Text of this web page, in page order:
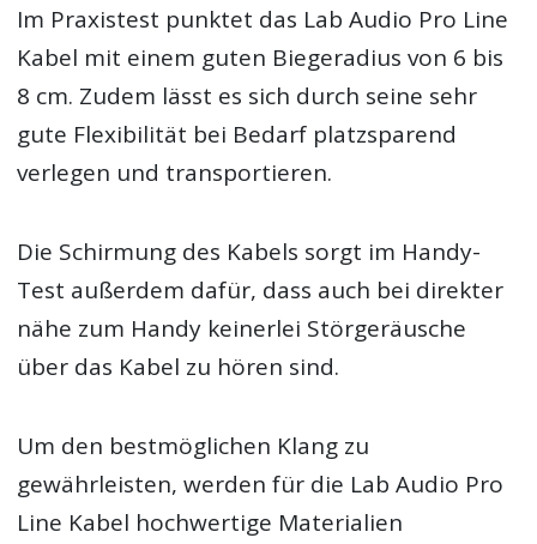
Im Praxistest punktet das Lab Audio Pro Line
Kabel mit einem guten Biegeradius von 6 bis
8 cm. Zudem lässt es sich durch seine sehr
gute Flexibilität bei Bedarf platzsparend
verlegen und transportieren.
Die Schirmung des Kabels sorgt im Handy-
Test außerdem dafür, dass auch bei direkter
nähe zum Handy keinerlei Störgeräusche
über das Kabel zu hören sind.
Um den bestmöglichen Klang zu
gewährleisten, werden für die Lab Audio Pro
Line Kabel hochwertige Materialien